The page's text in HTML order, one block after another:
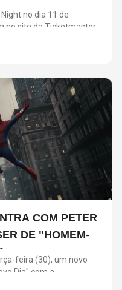
no dia 11 de
no site da Ticketmaster
COM PETER
DE "HOMEM-
feira (30), um novo
Dia" com a
argentino divide a cena